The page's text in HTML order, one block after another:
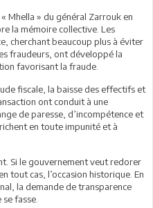
Mhella » du général Zarrouk en
la mémoire collective. Les
cherchant beaucoup plus à éviter
fraudeurs, ont développé la
favorisant la fraude.
fiscale, la baisse des effectifs et
ont conduit à une
de paresse, d’incompétence et
en toute impunité et à
Si le gouvernement veut redorer
tout cas, l’occasion historique. En
la demande de transparence
fasse.